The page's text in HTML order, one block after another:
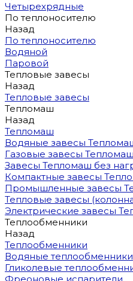
Четырехрядные
По теплоносителю
Назад
По теплоносителю
Водяной
Паровой
Тепловые завесы
Назад
Тепловые завесы
Тепломаш
Назад
Тепломаш
Водяные завесы
Газовые завесы Тепломаш
Завесы Тепломаш без
Компактные завесы
Промышленные завесы
Тепловые завесы
Электрические завесы
Теплообменники
Назад
Теплообменники
Водяные теплообменники
Гликолевые